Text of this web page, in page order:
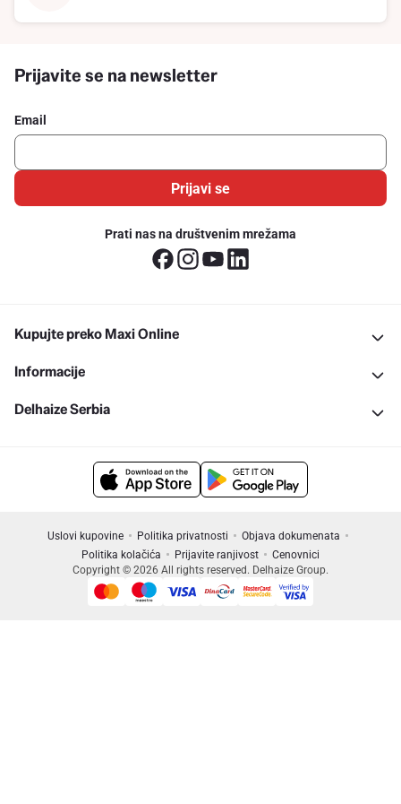
Prijavite se na newsletter
Email
Prijavi se
Prati nas na društvenim mrežama
Kupujte preko Maxi Online
Informacije
Delhaize Serbia
Uslovi kupovine Politika privatnosti
Objava dokumenata
Politika kolačića
Prijavite ranjivost
Cenovnici
Copyright © 2026 All rights reserved. Delhaize Group.